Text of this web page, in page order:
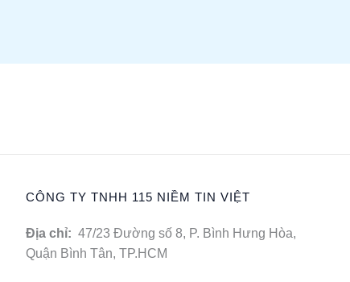
CÔNG TY TNHH 115 NIỀM TIN VIỆT
Địa chỉ: 47/23 Đường số 8, P. Bình Hưng Hòa,
Quận Bình Tân, TP.HCM